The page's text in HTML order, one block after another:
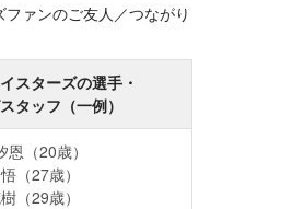
ァンのご友人／つながり
スターズの選手・
タッフ（一例）
恩（20歳）
（27歳）
（29歳）